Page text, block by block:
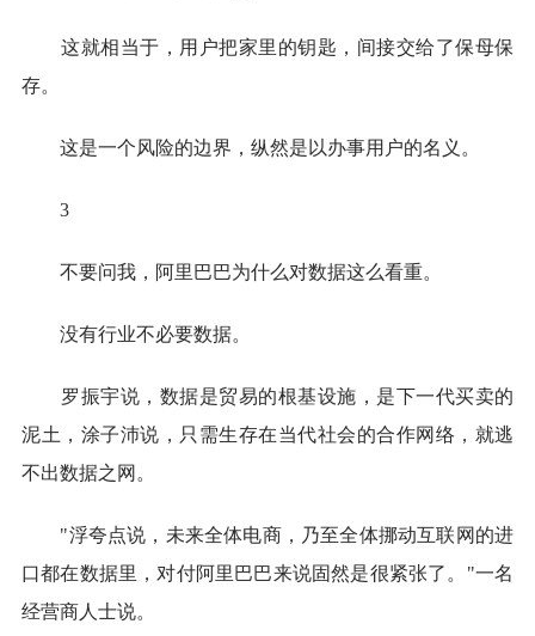
这就相当于，用户把家里的钥匙，间接交给了保母保
存。
这是一个风险的边界，纵然是以办事用户的名义。
3
不要问我，阿里巴巴为什么对数据这么看重。
没有行业不必要数据。
罗振宇说，数据是贸易的根基设施，是下一代买卖的
泥土，涂子沛说，只需生存在当代社会的合作网络，就逃
不出数据之网。
"浮夸点说，未来全体电商，乃至全体挪动互联网的进
口都在数据里，对付阿里巴巴来说固然是很紧张了。"一名
经营商人士说。